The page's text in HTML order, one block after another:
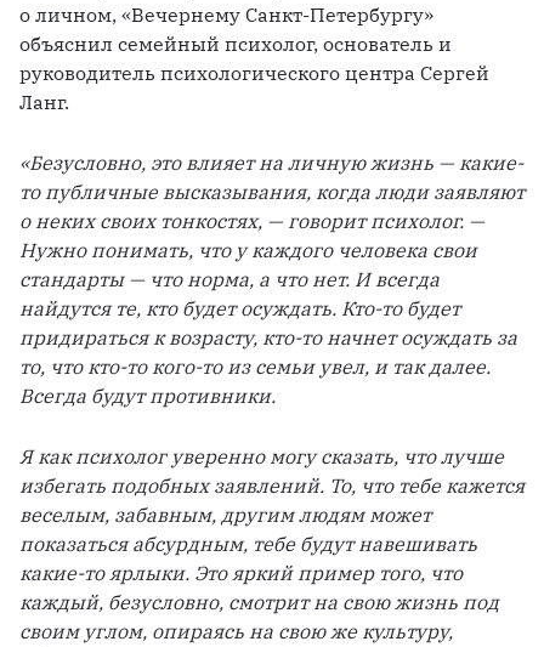
о личном, «Вечернему Санкт-Петербургу»
объяснил семейный психолог, основатель и
руководитель психологического центра Сергей
Ланг.
«Безусловно, это влияет на личную жизнь — какие-
то публичные высказывания, когда люди заявляют
о неких своих тонкостях, — говорит психолог. —
Нужно понимать, что у каждого человека свои
стандарты — что норма, а что нет. И всегда
найдутся те, кто будет осуждать. Кто-то будет
придираться к возрасту, кто-то начнет осуждать за
то, что кто-то кого-то из семьи увел, и так далее.
Всегда будут противники.
Я как психолог уверенно могу сказать, что лучше
избегать подобных заявлений. То, что тебе кажется
веселым, забавным, другим людям может
показаться абсурдным, тебе будут навешивать
какие-то ярлыки. Это яркий пример того, что
каждый, безусловно, смотрит на свою жизнь под
своим углом, опираясь на свою же культуру,